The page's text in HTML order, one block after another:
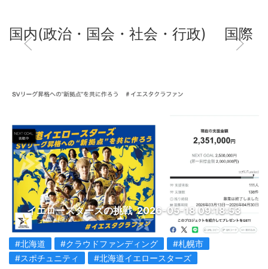
国内(政治・国会・社会・行政) 国際
イエロースターズの挑戦 2026-05-18 09:18:53
#北海道 #クラウドファンディング
#札幌市
#スポチュニティ
#北海道イエロースターズ